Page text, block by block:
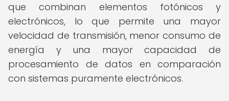
que combinan elementos fotónicos y
electrónicos, lo que permite una mayor
velocidad de transmisión, menor consumo de
energía y una mayor capacidad de
procesamiento de datos en comparación
con sistemas puramente electrónicos.